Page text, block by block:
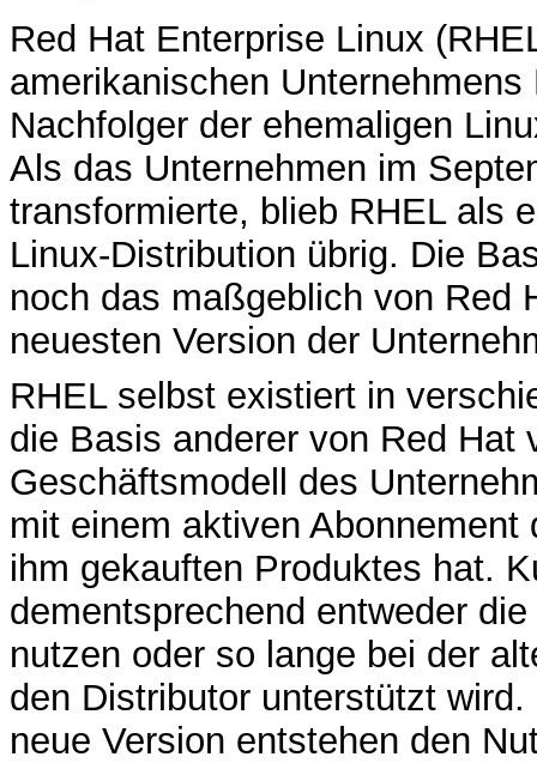
Red Hat Enterprise Linux
amerikanischen
Nachfolger der ehemaligen
Als das Unternehmen im
transformierte, blieb RHEL als
Linux-Distribution übrig. Die
noch das maßgeblich von Red
neuesten Version der
RHEL selbst existiert in
die Basis anderer von Red
Geschäftsmodell des
mit einem aktiven
ihm gekauften Produktes hat.
dementsprechend entweder
nutzen oder so lange bei der
den Distributor unterstützt
neue Version entstehen den